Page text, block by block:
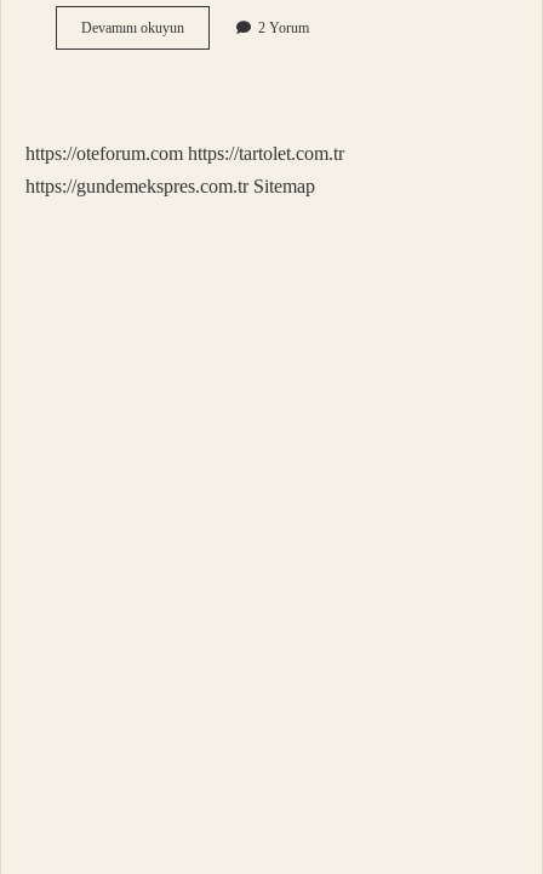
Devamını okuyunMed
Ve
2 Yorum
https://oteforum.com https://tartolet.com.tr
https://gundemekspres.com.tr Sitemap